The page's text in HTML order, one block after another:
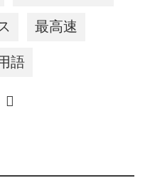
最高速
語